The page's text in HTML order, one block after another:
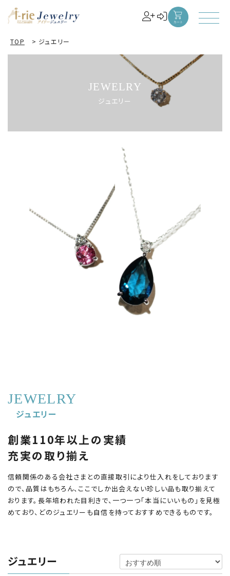
TOP > ジュエリー
JEWELRY
ジュエリー
JEWELRY
ジュエリー
創業110年以上の実績
充実の取り揃え
信頼関係のある会社さまとの直接取引により仕入れをしております
ので、品質はもちろん、ここでしか出会えない珍しい品も取り揃えて
おります。長年培われた目利きで、一つ一つ「本当にいいもの」を見極
めており、どのジュエリーも自信を持っておすすめできるものです。
ジュエリー